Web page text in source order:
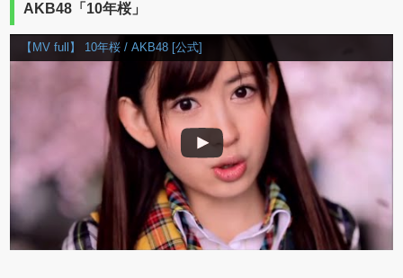
AKB48「10年桜」
【MV full】 10年桜 / AKB48 [公式]